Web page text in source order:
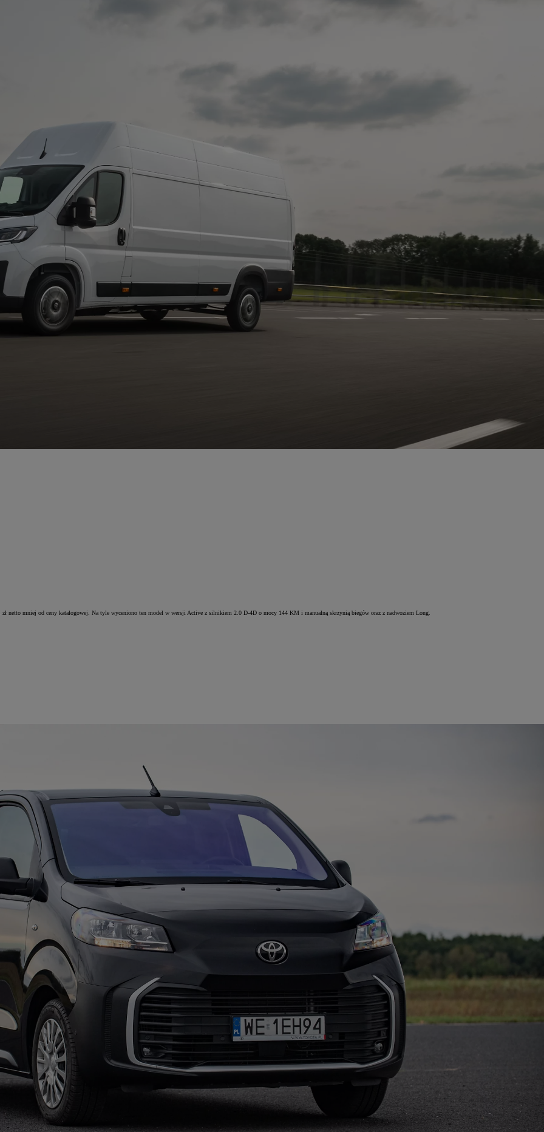
netto mniej od ceny katalogowej. Na tyle wyceniono ten model w wersji Active z silnikiem 2.0 D-4D o mocy 144 KM i manualną skrzynią biegów oraz z nadwoziem Long.